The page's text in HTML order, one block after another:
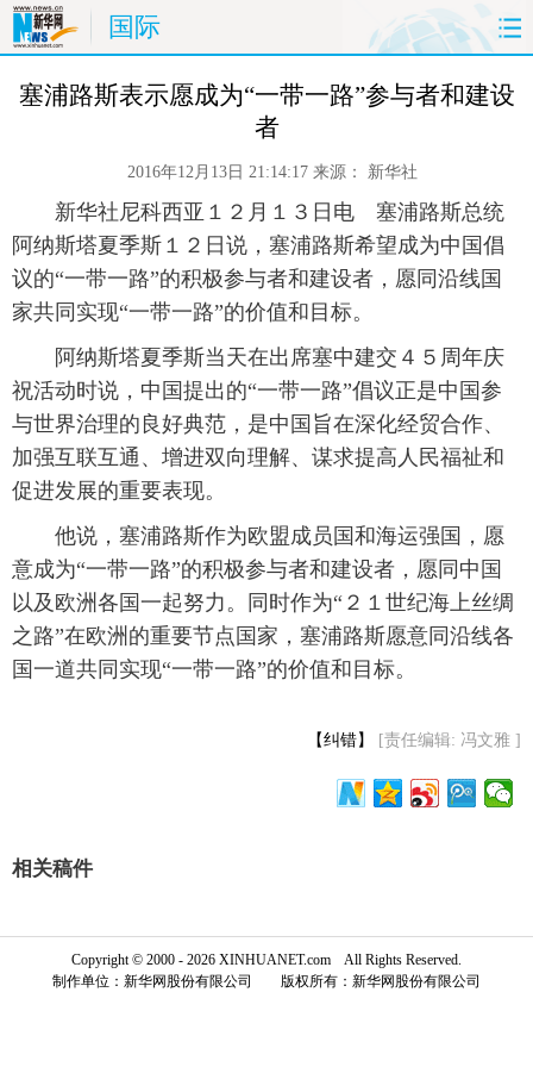
国际
首页 时政 国际 财经
时尚 思客 地方 法治
港澳 台湾 华人 汽车
图片 视频 彩票 食品
旅游 健康 信息化 数据
富媒体 摄影 新华广播
新华电视中文 新华电视英文 返回PC
塞浦路斯表示愿成为“一带一路”参与者和建设
者
2016年12月13日 21:14:17 来源： 新华社
新华社尼科西亚１２月１３日电 塞浦路斯总统
阿纳斯塔夏季斯１２日说，塞浦路斯希望成为中国倡
议的“一带一路”的积极参与者和建设者，愿同沿线国
家共同实现“一带一路”的价值和目标。
阿纳斯塔夏季斯当天在出席塞中建交４５周年庆
祝活动时说，中国提出的“一带一路”倡议正是中国参
与世界治理的良好典范，是中国旨在深化经贸合作、
加强互联互通、增进双向理解、谋求提高人民福祉和
促进发展的重要表现。
他说，塞浦路斯作为欧盟成员国和海运强国，愿
意成为“一带一路”的积极参与者和建设者，愿同中国
以及欧洲各国一起努力。同时作为“２１世纪海上丝绸
之路”在欧洲的重要节点国家，塞浦路斯愿意同沿线各
国一道共同实现“一带一路”的价值和目标。
【纠错】 [责任编辑: 冯文雅 ]
相关稿件
Copyright © 2000 - 2026 XINHUANET.com All Rights Reserved.
制作单位：新华网股份有限公司 版权所有：新华网股份有限公司